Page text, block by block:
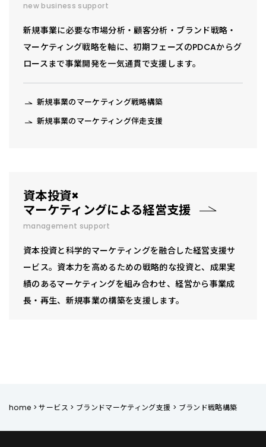
new business support
新規事業に必要な市場分析・顧客分析・ブランド戦略・
マーケティング戦略を軸に、初期フェーズのPDCAからグ
ロースまで事業開発を一気通貫で支援します。
新規事業のマーケティング戦略構築
新規事業のマーケティング伴走支援
資本投資×
マーケティングによる経営支援
management support
資本投資と科学的マーケティングを融合した経営支援サ
ービス。資本力を高めるための戦略的な投資と、成果実
績のあるマーケティングを組み合わせ、経営から事業成
長・再生、新規事業の構築を支援します。
home >サービス > ブランドマーケティング支援 > ブランド戦略構築